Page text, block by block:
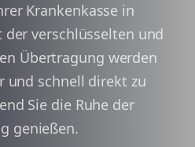
Krankenkasse in
verschlüsselten und
Übertragung werden
und schnell direkt zu
Sie die Ruhe der
genießen.